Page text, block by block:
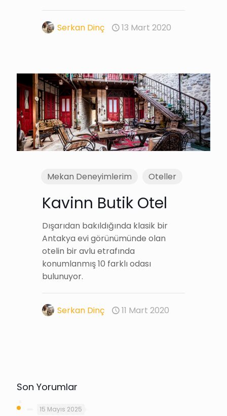
Serkan Dinç 13 Mart 2020
Mekan Deneyimlerim Oteller
Kavinn Butik Otel
Dışarıdan bakıldığında klasik bir
Antakya evi görünümünde olan
otelin bir avlu etrafında
konumlanmış 10 farklı odası
bulunuyor.
Serkan Dinç 11 Mart 2020
Son Yorumlar
15 Mayıs 2025